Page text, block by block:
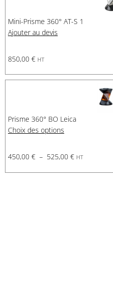
Mini-Prisme 360° AT-S 1
Ajouter au devis
850,00 € HT
Prisme 360° BO Leica
Choix des options
450,00 € – 525,00 € HT